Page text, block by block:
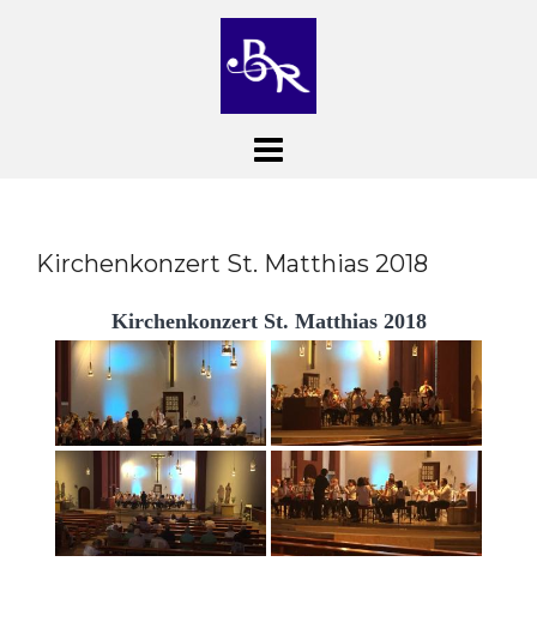
Kirchenkonzert St. Matthias 2018
Kirchenkonzert St. Matthias 2018